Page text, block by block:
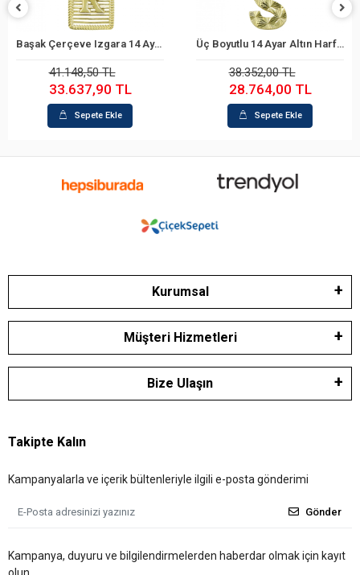
Sepete Ekle
Başak Çerçeve Izgara 14 Ayar Altın Harf Kolye
41.148,50 TL
33.637,90 TL
Sepete Ekle
Sepete Ekle
Üç Boyutlu 14 Ayar Altın Harf Kolye
38.352,00 TL
28.764,00 TL
Sepete Ekle
Kurumsal
Müşteri Hizmetleri
Bize Ulaşın
Takipte Kalın
Kampanyalarla ve içerik bültenleriyle ilgili e-posta gönderimi
Gönder
Kampanya, duyuru ve bilgilendirmelerden haberdar olmak için kayıt